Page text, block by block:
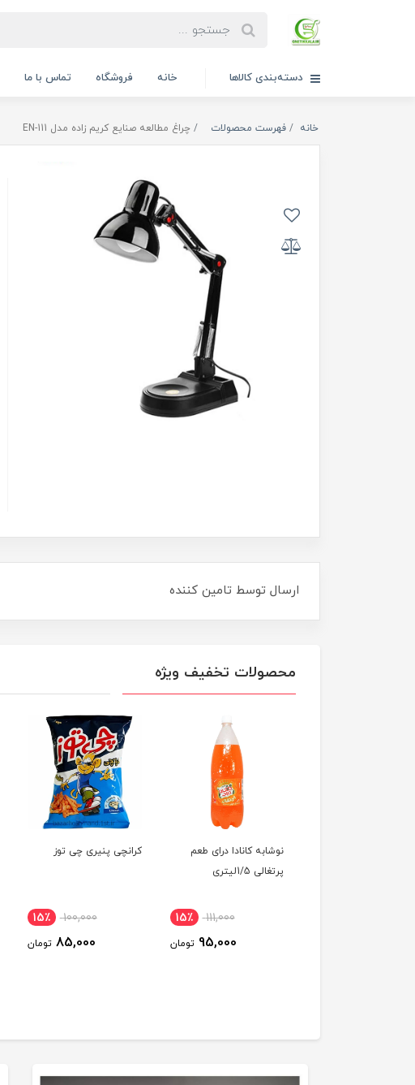
دسته‌بندی کالاها خانه فروشگاه تماس با ما
خانه فهرست محصولات چراغ مطالعه صنایع کریم زاده مدل EN-111
ارسال توسط تامین کننده
محصولات تخفیف ویژه
نوشابه کانادا درای طعم
پرتغالی 1/5لیتری
111,000 15٪
95,000 تومان
کرانچی پنیری چی توز
100,000 15٪
85,000 تومان